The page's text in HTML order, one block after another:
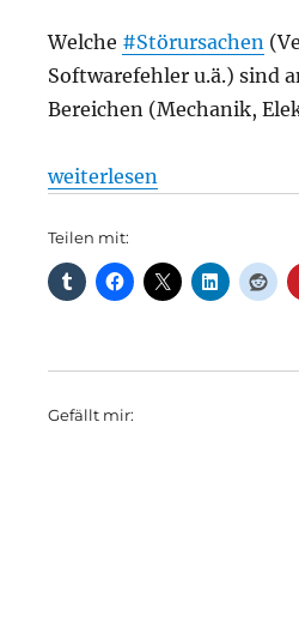
Welche #Störursachen
Softwarefehler u.ä.) sind
Bereichen (Mechanik,
„Barrierefreier Zugang zu
weiterlesen
Teilen mit:
Gefällt mir: